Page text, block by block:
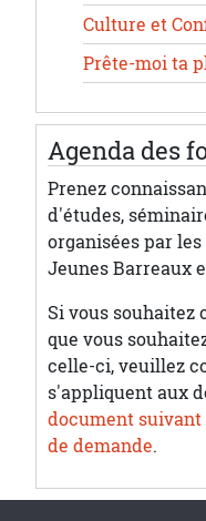
Culture et
Prête-moi ta
Agenda des
Prenez
d'études,
organisées par
Jeunes Barreaux
Si vous souhaitez
que vous
celle-ci, veuillez
s'appliquent aux
document suivant
de demande.